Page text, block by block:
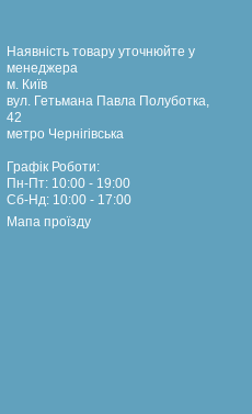
Наявність товару уточнюйте у
менеджера
м. Київ
вул. Гетьмана Павла Полуботка,
42
метро Чернігівська
Графік Роботи:
Пн-Пт: 10:00 - 19:00
Сб-Нд: 10:00 - 17:00
Мапа проїзду